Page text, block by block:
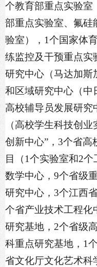
个教育部重点实验室
部重点实验室、氟硅
验室），1个国家体
练监控及干预重点实
研究中心（马达加斯
和区域研究中心（中
高校辅导员发展研究
（高校学生科技创
创新中心”，3个省高
目（1个实验室和2
数学中心，9个省级
研究中心，3个江西
个省产业技术工程化
研究基地，2个省级
科重点研究基地，1
省文化厅文化艺术科